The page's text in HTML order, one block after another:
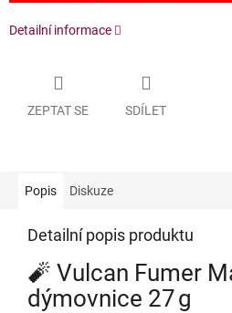
Detailní informace
ZEPTAT SE SDÍLET
Popis Diskuze
Detailní popis produktu
🧨 Vulcan Fumer
dýmovnice 27 g